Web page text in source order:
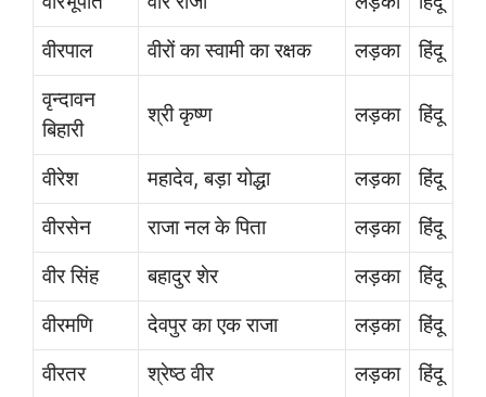
वीरपाल
वीरों का स्वामी का रक्षक लड़का
हिंदू
वृन्दावन
बिहारी
श्री कृष्ण लड़का हिंदू
वीरेश महादेव, बड़ा योद्धा लड़का
हिंदू
वीरसेन
राजा नल के पिता लड़का
हिंदू
वीर सिंह
बहादुर शेर लड़का
हिंदू
वीरमणि
देवपुर का एक राजा लड़का
हिंदू
वीरतर
श्रेष्ठ वीर लड़का
हिंदू